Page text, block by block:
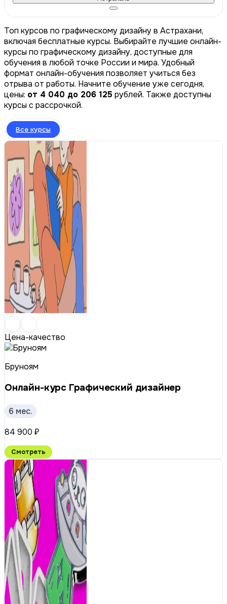
Топ курсов по графическому дизайну в Астрахани,
включая бесплатные курсы. Выбирайте лучшие онлайн-
курсы по графическому дизайну, доступные для
обучения в любой точке России и мира. Удобный
формат онлайн-обучения позволяет учиться без
отрыва от работы. Начните обучение уже сегодня,
цены: от 4 040 до 206 125 рублей. Также доступны
курсы с рассрочкой.
Все курсы
Цена-качество
Бруноям
Онлайн-курс Графический дизайнер
6 мес.
84 900 ₽
Смотреть